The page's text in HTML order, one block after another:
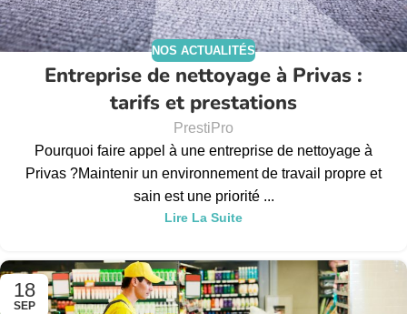
NOS ACTUALITÉS
Entreprise de nettoyage à Privas :
tarifs et prestations
PrestiPro
Pourquoi faire appel à une entreprise de nettoyage à
Privas ?Maintenir un environnement de travail propre et
sain est une priorité ...
Lire La Suite
18
SEP